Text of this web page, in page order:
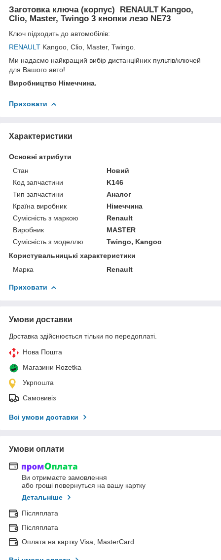
Заготовка ключа (корпус) RENAULT Kangoo,
Clio, Master, Twingo 3 кнопки лезо NE73
Ключ підходить до автомобілів:
RENAULT Kangoo, Clio, Master, Twingo.
Ми надаємо найкращий вибір дистанційних пультів/ключей
для Вашого авто!
Виробництво Німеччина.
Приховати
Характеристики
Основні атрибути
Стан
Новий
Код запчастини
K146
Тип запчастини
Аналог
Країна виробник
Німеччина
Сумісність з маркою
Renault
Виробник
MASTER
Сумісність з моделлю
Twingo, Kangoo
Користувальницькі характеристики
Марка
Renault
Приховати
Умови доставки
Доставка здійснюється тільки по передоплаті.
Нова Пошта
Магазини Rozetka
Укрпошта
Самовивіз
Всі умови доставки
Умови оплати
Ви отримаєте замовлення
або гроші повернуться на вашу картку
Детальніше
Післяплата
Післяплата
Оплата на картку Visa, MasterCard